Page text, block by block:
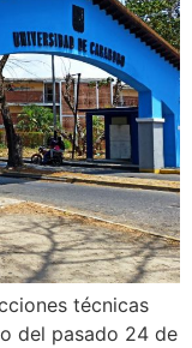
técnicas
del pasado 24 de